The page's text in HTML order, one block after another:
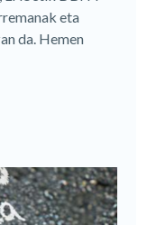
eta
da. Hemen